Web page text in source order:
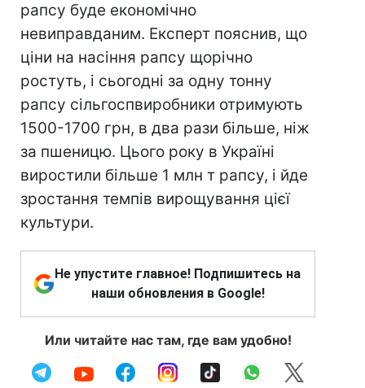
рапсу буде економічно
невиправданим. Експерт пояснив, що
ціни на насіння рапсу щорічно
ростуть, і сьогодні за одну тонну
рапсу сільгоспвиробники отримують
1500-1700 грн, в два рази більше, ніж
за пшеницю. Цього року в Україні
виростили більше 1 млн т рапсу, і йде
зростання темпів вирощування цієї
культури.
Не упустите главное! Подпишитесь на
наши обновления в Google!
Или читайте нас там, где вам удобно!